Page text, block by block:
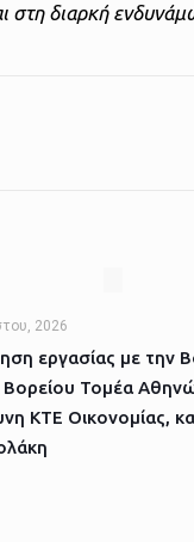
στη διαρκή
2026
εργασίας με την
Τομέα
ΚΤΕ Οικονομίας,